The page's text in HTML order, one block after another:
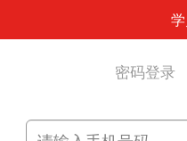
密码登录